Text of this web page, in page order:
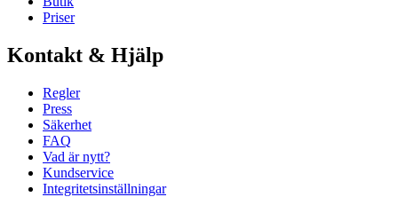
Priser
Kontakt & Hjälp
Regler
Press
Säkerhet
FAQ
Vad är nytt?
Kundservice
Integritetsinställningar